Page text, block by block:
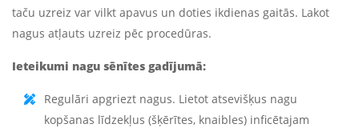
taču uzreiz var vilkt apavus un doties ikdienas gaitās. Lakot
nagus atļauts uzreiz pēc procedūras.
Ieteikumi nagu sēnītes gadījumā:
Regulāri apgriezt nagus. Lietot atsevišķus nagu
kopšanas līdzekļus (šķērītes, knaibles) inficētajam